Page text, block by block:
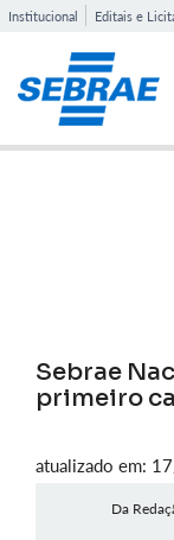
Institucional Editais e
Sebrae
primeiro
atualizado em:
Da